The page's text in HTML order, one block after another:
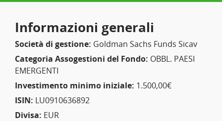
Informazioni generali
Società di gestione: Goldman Sachs Funds Sicav
Categoria Assogestioni del Fondo: OBBL. PAESI
EMERGENTI
Investimento minimo iniziale: 1.500,00€
ISIN: LU0910636892
Divisa: EUR